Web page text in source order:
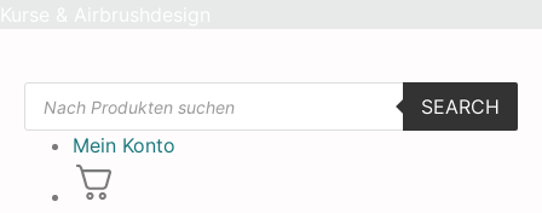
Products
search
SEARCH
Mein Konto